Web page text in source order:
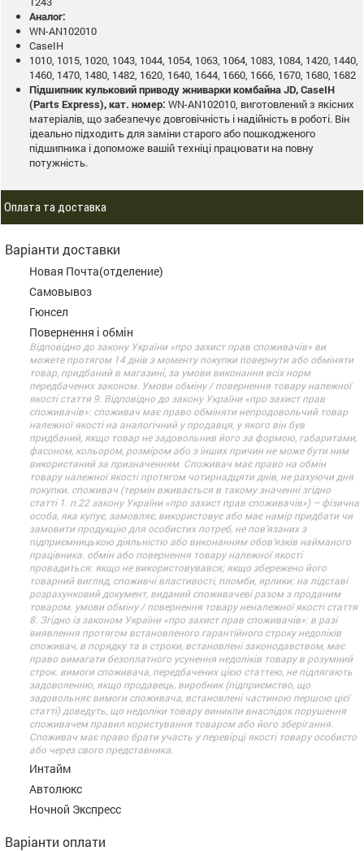
Аналог:
WN-AN102010
CaseIH
1010, 1015, 1020, 1043, 1044, 1054, 1063, 1064, 1083, 1084, 1420, 1440,
1460, 1470, 1480, 1482, 1620, 1640, 1644, 1660, 1666, 1670, 1680, 1682
Підшипник кульковий приводу жниварки комбайна JD, CaseIH
(Parts Express), кат. номер: WN-AN102010, виготовлений з якісних
матеріалів, що забезпечує довговічність і надійність в роботі. Він
ідеально підходить для заміни старого або пошкодженого
підшипника і допоможе вашій техніці працювати на повну
потужність.
Оплата та доставка
Варіанти доставки
Новая Почта(отделение)
Самовывоз
Гюнсел
Повернення і обмін
Відповідно до закону України «про захист прав споживачів» ви
можете протягом 14 днів з моменту покупки повернути або обміняти
товар, придбаний в магазині, за умови виконання всіх норм
передбачених законом. Умови обміну / повернення товару належної
якості стаття 9. Відповідно до закону України «про захист прав
споживачів»: споживач має право обміняти непродовольчий товар
належної якості на аналогічний у продавця, у якого він був
придбаний, якщо товар не задовольнив його за формою, габаритами,
фасоном, кольором, розміром або з інших причин не може бути ним
використаний за призначенням. Споживач має право на обмін
товару належної якості протягом чотирнадцяти днів, не рахуючи дня
покупки. споживач (термін вживається в такому значенні згідно
статті 1. п.22 закону України «про захист прав споживачів») – фізична
особа, яка купує, замовляє, використовує або має намір придбати чи
замовити продукцію для особистих потреб, не пов’язаних з
підприємницькою діяльністю або виконанням обов’язків найманого
працівника. обмін або повернення товару належної якості
провадиться: якщо не використовувався; якщо збережено його
товарний вигляд, споживчі властивості, пломби, ярлики; на підставі
розрахунковий документ, виданий споживачеві разом з проданим
товаром. умови обміну / повернення товару неналежної якості стаття
8. Згідно із законом України «про захист прав споживачів»: в разі
виявлення протягом встановленого гарантійного строку недоліків
споживач, в порядку та в строки, встановлені законодавством, має
право вимагати безоплатного усунення недоліків товару в розумний
строк. вимоги споживача, передбачених цією статтею, не підлягають
задоволенню, якщо продавець, виробник (підприємство, що
задовольняє вимоги споживача, встановлені частиною першою цієї
статті) доведуть, що недоліки товару виникли внаслідок порушення
споживачем правил користування товаром або його зберігання.
Споживач має право брати участь у перевірці якості товару особисто
або через свого представника.
Интайм
Автолюкс
Ночной Экспресс
Варіанти оплати